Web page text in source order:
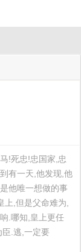
!死忠!忠国家,忠
有一天,他发现,他
他唯一想做的事
上,但是父命难为,
.哪知,皇上更任
.逃,一定要